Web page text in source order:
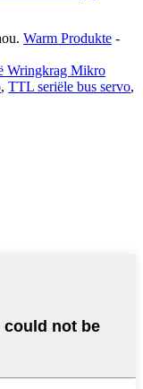
Warm Produkte -
Wringkrag Mikro
, TTL seriële bus servo,